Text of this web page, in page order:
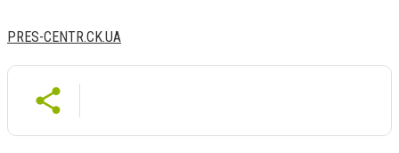
PRES-CENTR.CK.UA